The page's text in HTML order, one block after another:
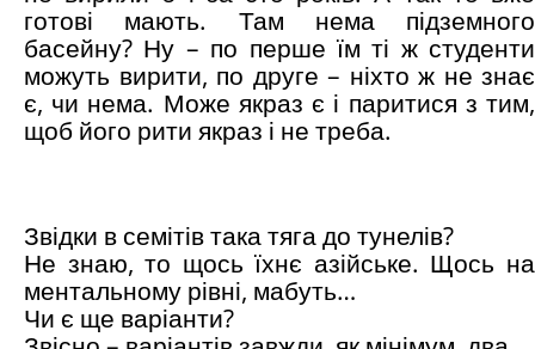
готові мають. Там нема підземного
басейну? Ну – по перше їм ті ж студенти
можуть вирити, по друге – ніхто ж не знає
є, чи нема. Може якраз є і паритися з тим,
щоб його рити якраз і не треба.
Звідки в семітів така тяга до тунелів?
Не знаю, то щось їхнє азійське. Щось на
ментальному рівні, мабуть…
Чи є ще варіанти?